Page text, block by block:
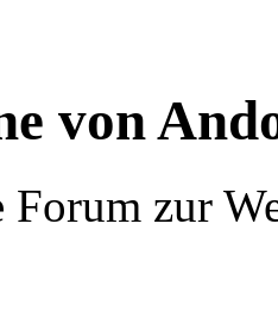
von
zur